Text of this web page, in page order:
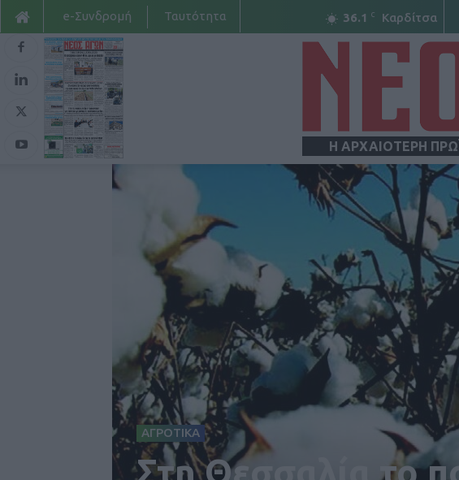
36.1 C Καρδίτσα
e-Συνδρομή Ταυτότητα
Η ΑΡΧΑΙΟΤΕΡΗ
ΑΓΡΟΤΙΚΑ
Στη Θεσσαλία το